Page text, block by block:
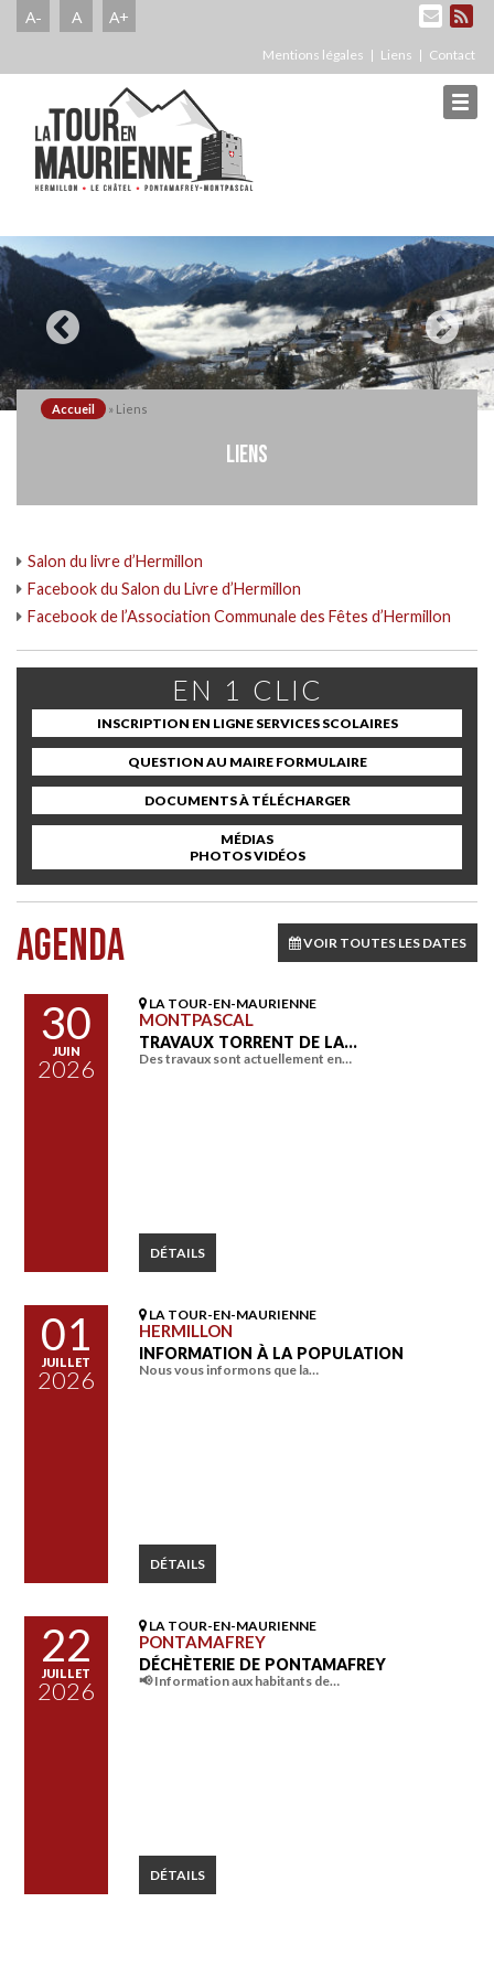
A- A A+
Mentions légales Liens Contact
Accueil » Liens
LIENS
Salon du livre d’Hermillon
Facebook du Salon du Livre d’Hermillon
Facebook de l’Association Communale des Fêtes d’Hermillon
EN 1 CLIC
INSCRIPTION EN LIGNE SERVICES SCOLAIRES
QUESTION AU MAIRE FORMULAIRE
DOCUMENTS À TÉLÉCHARGER
MÉDIAS
PHOTOS VIDÉOS
AGENDA VOIR TOUTES LES DATES
30
JUIN
2026
LA TOUR-EN-MAURIENNE
MONTPASCAL
TRAVAUX TORRENT DE LA…
Des travaux sont actuellement en…
DÉTAILS
01
JUILLET
2026
LA TOUR-EN-MAURIENNE
HERMILLON
INFORMATION À LA POPULATION
Nous vous informons que la…
DÉTAILS
22
JUILLET
2026
LA TOUR-EN-MAURIENNE
PONTAMAFREY
DÉCHÈTERIE DE PONTAMAFREY
📢 Information aux habitants de…
DÉTAILS